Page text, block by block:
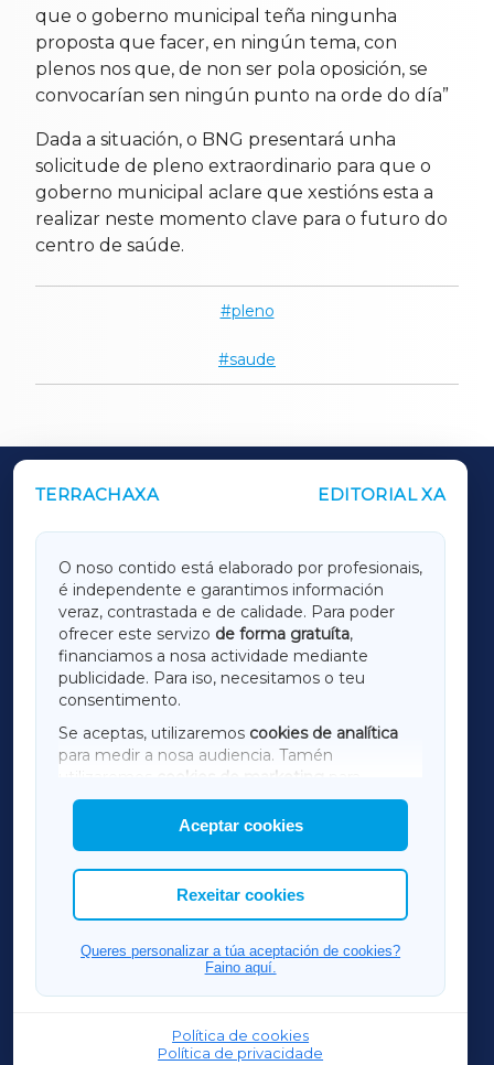
que o goberno municipal teña ningunha
proposta que facer, en ningún tema, con
plenos nos que, de non ser pola oposición, se
convocarían sen ningún punto na orde do día”
Dada a situación, o BNG presentará unha
solicitude de pleno extraordinario para que o
goberno municipal aclare que xestións esta a
realizar neste momento clave para o futuro do
centro de saúde.
pleno
saude
TERRACHAXA EDITORIAL XA
O noso contido está elaborado por profesionais,
é independente e garantimos información
veraz, contrastada e de calidade. Para poder
ofrecer este servizo de forma gratuíta,
financiamos a nosa actividade mediante
publicidade. Para iso, necesitamos o teu
consentimento.
Se aceptas, utilizaremos cookies de analítica
para medir a nosa audiencia. Tamén
utilizaremos
cookies de marketing
mostrar publicidade de terceiros.
Así mesmo, podes personalizar a elección das
cookies que desexas permitir.
Aceptar cookies
Rexeitar cookies
Queres personalizar a túa aceptación de cookies?
Faino aquí.
Política de cookies
Política de privacidade
OUTROS PERIÓDICOS
LUGOXA
TERRACHAXA
AMARIÑAXA
RIBEIRASACRAXA
ACORUÑAXA
FERROLXA
OURENSEXA